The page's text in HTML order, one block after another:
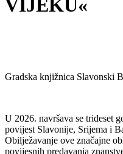
VIJEKU«
Gradska knjižnica Slavonski
U 2026. navršava se trideset
povijest Slavonije, Srijema i
Obilježavanje ove značajne
povijesnih predavanja